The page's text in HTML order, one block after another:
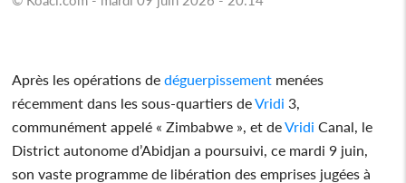
Après les opérations de déguerpissement menées
récemment dans les sous-quartiers deVridi 3,
communément appelé « Zimbabwe », et deVridi Canal, le
District autonome d’Abidjan a poursuivi, ce mardi 9 juin,
son vaste programme de libération des emprises jugées à